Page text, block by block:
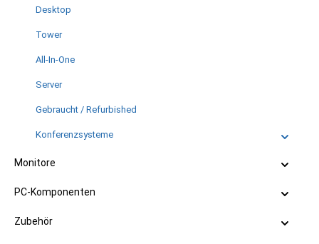
Desktop
Tower
All-In-One
Server
Gebraucht / Refurbished
Konferenzsysteme
Monitore
PC-Komponenten
Zubehör